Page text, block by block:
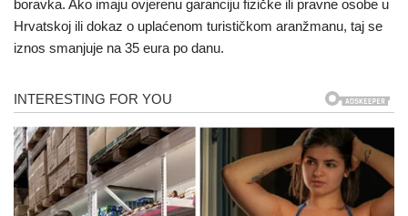
boravka. Ako imaju ovjerenu garanciju fizičke ili pravne osobe u
Hrvatskoj ili dokaz o uplaćenom turističkom aranžmanu, taj se
iznos smanjuje na 35 eura po danu.